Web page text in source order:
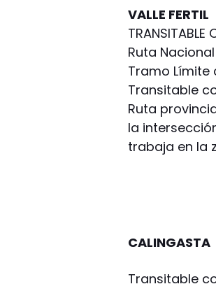
VALLE FERTIL
TRANSITABLE
Ruta Nacional
Tramo Límite
Transitable
Ruta
la
trabaja en la
CALINGASTA
Transitable